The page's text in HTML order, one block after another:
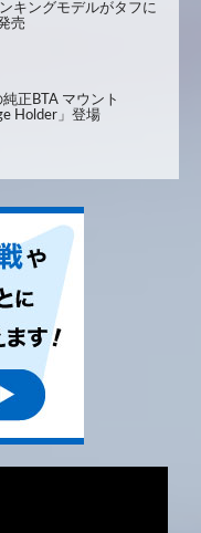
キングモデルがタフに
売
純正BTA マウント
Holder」登場